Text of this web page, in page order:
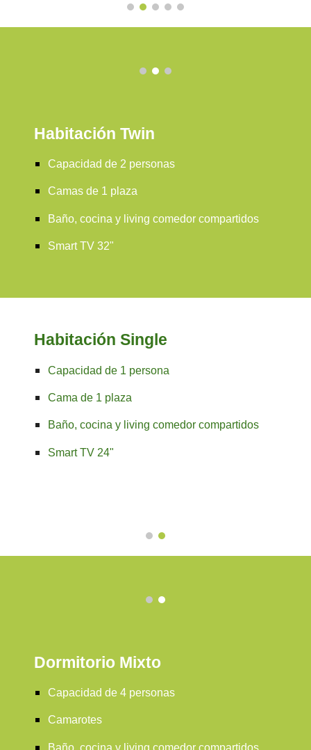
Habitación Twin
Capacidad de 2 personas
Camas de 1 plaza
Baño, cocina y living comedor compartidos
Smart TV 32"
Habitación Single
Capacidad de 1 persona
Camade 1 plaza
Baño, cocina y living comedor compartidos
Smart TV 24"
Dormitorio Mixto
Capacidad de4 personas
Camarotes
Baño, cocina y living comedor compartidos